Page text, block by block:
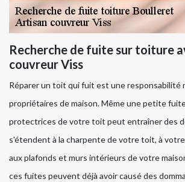
Recherche de fuite sur toiture
couvreur Viss
Réparer un toit qui fuit est une responsabilité
propriétaires de maison. Même une petite
protectrices de votre toit peut entraîner des
s'étendent à la charpente de votre toit, à
aux plafonds et murs intérieurs de votre
ces fuites peuvent déjà avoir causé des